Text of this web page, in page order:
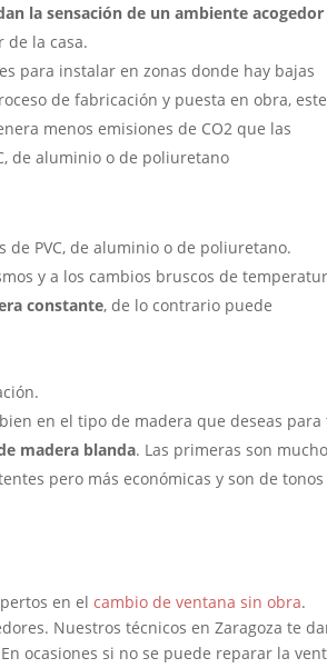
la sensación de un ambiente
de la casa.
para instalar en zonas donde hay bajas
de fabricación y puesta en obra, este
menos emisiones de CO2 que las
de aluminio o de poliuretano
de PVC, de aluminio o de poliuretano.
y a los cambios bruscos de
constante, de lo contrario puede
en el tipo de madera que deseas para
madera blanda. Las primeras son mucho
pero más económicas y son de tonos
en elcambio de ventana sin obra.
Nuestros técnicos en Zaragoza te
ocasiones si no se puede reparar la